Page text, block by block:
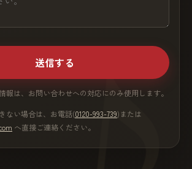
送信する
報は、お問い合わせへの対応にのみ使用します。
ない場合は、お電話(0120-993-739)または
へ直接ご連絡ください。